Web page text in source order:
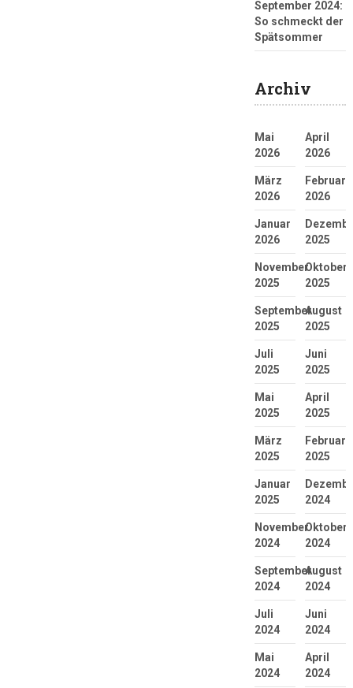
September 2024:
So schmeckt der
Spätsommer
Archiv
Mai
2026
April
2026
März
2026
Februar
2026
Januar
2026
2025
November
2025
Oktober
2025
September
2025
August
2025
Juli
2025
Juni
2025
Mai
2025
April
2025
März
2025
Februar
2025
Januar
2025
2024
November
2024
Oktober
2024
September
2024
August
2024
Juli
2024
Juni
2024
Mai
2024
April
2024